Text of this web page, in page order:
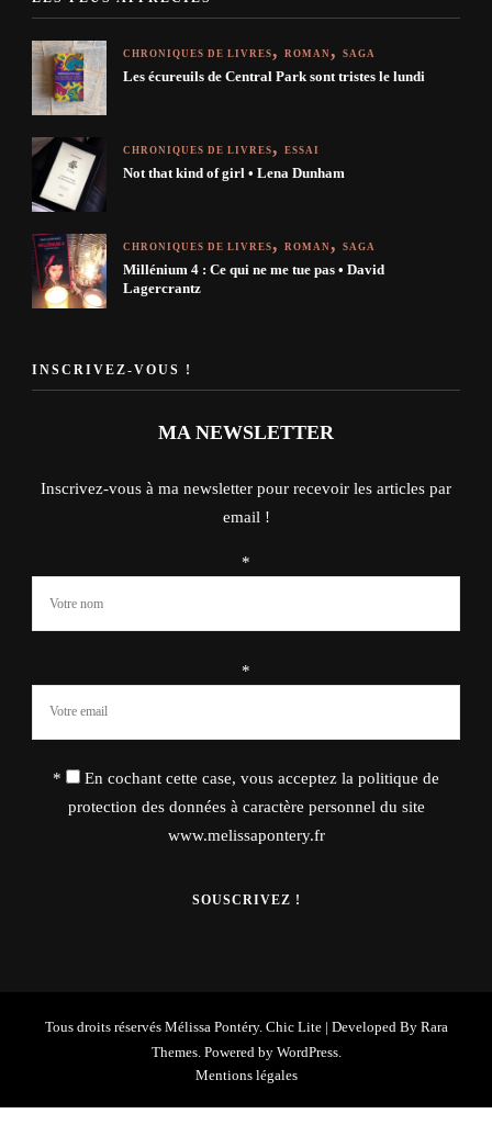
CHRONIQUES DE LIVRES ROMAN SAGA
Les écureuils de Central Park sont tristes le lundi
CHRONIQUES DE LIVRES ESSAI
Not that kind of girl • Lena Dunham
CHRONIQUES DE LIVRES ROMAN SAGA
Millénium 4 : Ce qui ne me tue pas • David
Lagercrantz
INSCRIVEZ-VOUS !
MA NEWSLETTER
Inscrivez-vous à ma newsletter pour recevoir les articles par
email !
*
*
*
En cochant cette case, vous acceptez la politique de
protection des données à caractère personnel du site
www.melissapontery.fr
Tous droits réservés Mélissa Pontéry. Chic Lite | Developed By Rara
Themes. Powered by WordPress.
Mentions légales